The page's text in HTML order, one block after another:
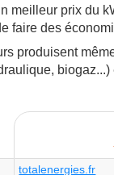
meilleur prix du
faire des
produisent
totalenergies.fr